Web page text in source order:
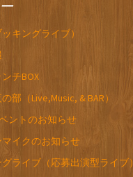
キングライブ）
チBOX
部（Live,Music, & BAR）
ントのお知らせ
イクのお知らせ
ライブ（応募出演型ライブ）